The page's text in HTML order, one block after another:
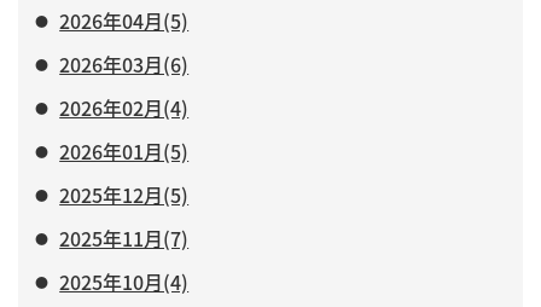
2026年04月(5)
2026年03月(6)
2026年02月(4)
2026年01月(5)
2025年12月(5)
2025年11月(7)
2025年10月(4)